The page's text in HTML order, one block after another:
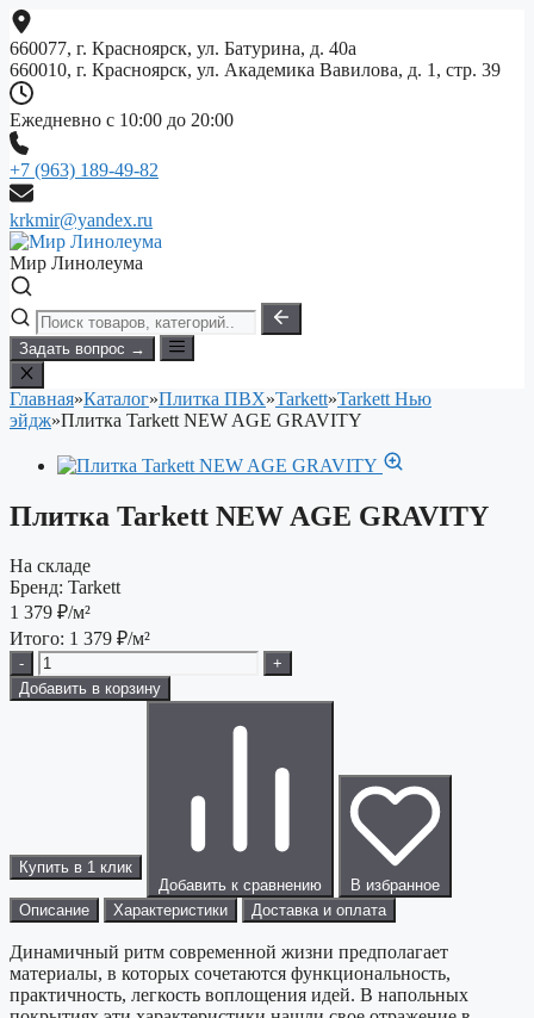
Перейти
к
содержимому
660077, г. Красноярск, ул. Батурина, д. 40а
660010, г. Красноярск, ул. Академика Вавилова, д. 1, стр. 39
Ежедневно с 10:00 до 20:00
+7 (963) 189-49-82
krkmir@yandex.ru
Мир Линолеума
Задать вопрос →
Главная»Каталог»Плитка ПВХ»Tarkett»Tarkett Нью
эйдж»Плитка Tarkett NEW AGE GRAVITY
Плитка Tarkett NEW AGE GRAVITY
На складе
Бренд: Tarkett
1 379 ₽/м²
Итого: 1 379 ₽/м²
-
+
Добавить в корзину
Купить в 1 клик
Добавить к сравнению
В избранное
Описание
Характеристики Доставка и оплата
Динамичный ритм современной жизни предполагает
материалы, в которых сочетаются функциональность,
практичность, легкость воплощения идей. В напольных